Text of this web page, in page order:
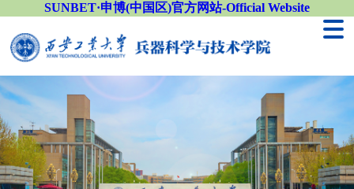
SUNBET·申博(中国区)官方网站-Official Website